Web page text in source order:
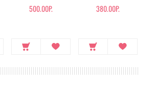
500.00Р. 380.00Р.